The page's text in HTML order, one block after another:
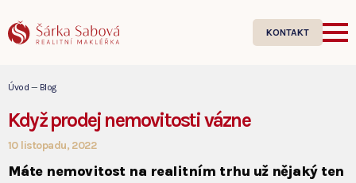
KONTAKT
Úvod — Blog
Když prodej nemovitosti vázne
10 listopadu, 2022
Máte nemovitost na realitním trhu už nějaký ten